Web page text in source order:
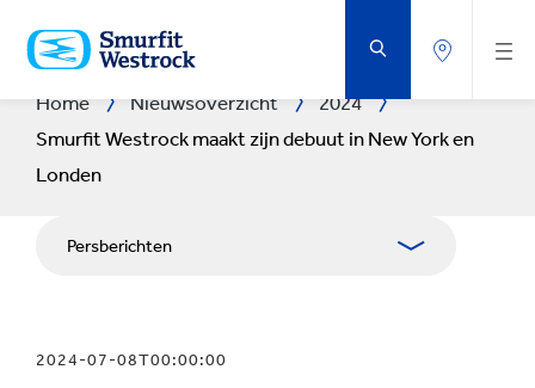
NAAR
DE
BELANGRIJKSTE
Home Nieuwsoverzicht
2024
Smurfit Westrock maakt zijn debuut in New York en
Londen
Persberichten
Mediabetrekkingen
2024-07-08T00:00:00